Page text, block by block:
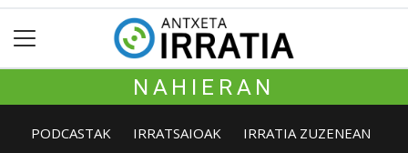
NAHIERAN
PODCASTAK IRRATSAIOAK IRRATIA ZUZENEAN